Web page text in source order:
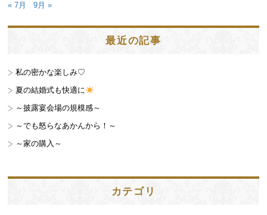
« 7月
9月 »
最近の記事
私の密かな楽しみ♡
夏の結婚式も快適に
～披露宴会場の規模感～
～でも怒らなあかんから！～
～家の購入～
カテゴリ